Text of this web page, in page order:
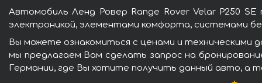
Автомобиль Ленд Ровер Range Rover Velar P250
электроникой, элементами комфорта, системами
Вы можете ознакомиться с ценами и техническими
мы предлагаем Вам сделать запрос на
Германии, где Вы хотите получить данный авто, а